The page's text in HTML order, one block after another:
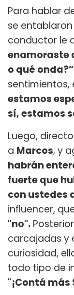
Para hablar
se
conductor le
enamoraste
o qué
sentimientos,
estamos
sí, estamos
Luego,
a Marcos, y
habrán
fuerte que
con ustedes
influencer,
"no".
carcajadas y
curiosidad,
todo tipo de
"¡Contá